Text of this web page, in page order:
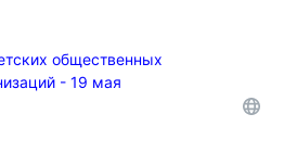
общественных
- 19 мая